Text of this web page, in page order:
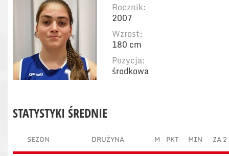
Rocznik:
2007
Wzrost:
180 cm
Pozycja:
środkowa
STATYSTYKI ŚREDNIE
SEZON DRUŻYNA M PKT MIN ZA 2